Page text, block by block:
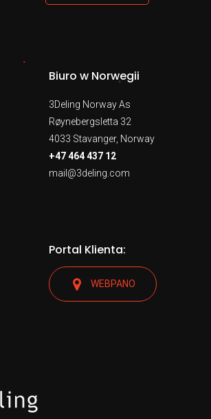
Biuro w Norwegii
3Deling Norway As
Røynebergsletta 32
4033 Stavanger, Norway
+47 464 437 12
mail@3deling.com
Portal Klienta:
WEBPANO